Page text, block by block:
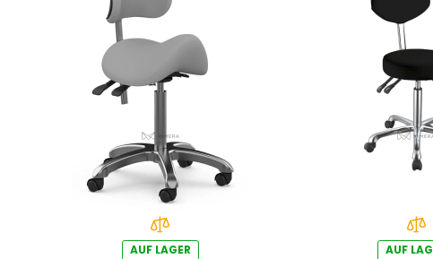
AUF LAGER AUF